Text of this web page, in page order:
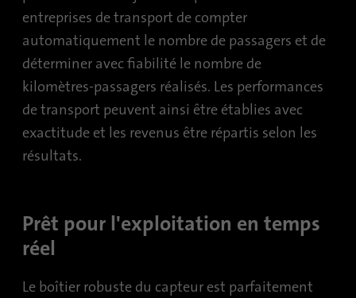
entreprises de transport de compter
automatiquement le nombre de passagers et de
déterminer avec fiabilité le nombre de
kilomètres-passagers réalisés. Les performances
de transport peuvent ainsi être établies avec
exactitude et les revenus être répartis selon les
résultats.
Prêt pour l'exploitation en temps
réel
Le boîtier robuste du capteur est parfaitement
Objetif
Contient les paramètres de l'option de suivi
sélectionnés.
Nom site-language-preference
Fournisseur TYPO3
Durée
Objetif
langue du site web serait modifiée afin de la
rediriger lors de la prochaine visite.
d'analyse du site web. Les cookies stockent
des informations de manière anonyme et
attribuent un numéro généré de manière
aléatoire pour identifier les visiteurs
Nom _gid
Fournisseur
Ce cookie est installé par Google Analytics.
utilisent un site web et permet de créer un